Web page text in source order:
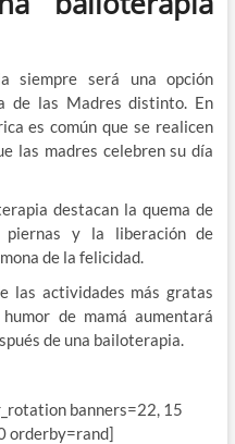
siempre será una opción
de las Madres distinto. En
es común que se realicen
las madres celebren su día
destacan la quema de
y la liberación de
de la felicidad.
las actividades más gratas
de mamá aumentará
de una bailoterapia.
banners=22, 15
orderby=rand]